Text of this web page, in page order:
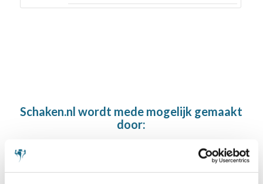
Schaken.nl wordt mede mogelijk gemaakt
door: